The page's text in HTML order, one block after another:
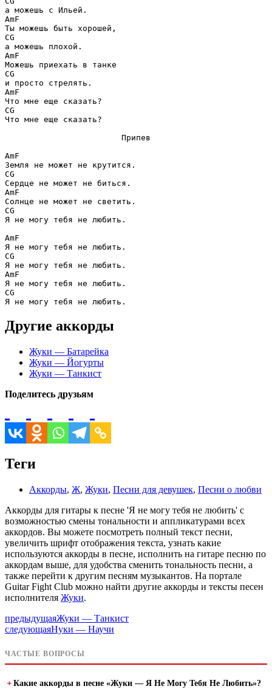
AmF
CG
AmF
CG
AmF
CG
Что мне еще сказать?
Припев
AmF
CG
AmF
CG
Я не могу тебя не любить.
AmF
CG
AmF
CG
Другие аккорды
Жуки — Батарейка
Жуки — Йогурты
Жуки — Танкист
Поделитесь друзьям
Теги
Аккорды, Ж, Жуки, Песни для девушек, Песни о любви
Аккорды для гитары к песне 'Я не могу тебя не любить' с
возможностью смены тональности и аппликатурами всех
аккордов. Вы можете посмотреть полный текст песни,
увеличить шрифт отображения текста, узнать какие
используются аккорды в песне, исполнить на гитаре песню по
аккордам выше, для удобства сменить тональность песни, а
также перейти к другим песням музыкантов. На портале
Guitar Fight Club можно найти другие аккорды и тексты песен
исполнителя Жуки.
предыдущаяЖуки — Танкист
следующаяНуки — Научи
ЧАСТЫЕ ВОПРОСЫ
Какие аккорды в песне «Жуки — Я Не Могу Тебя Не Любить»?